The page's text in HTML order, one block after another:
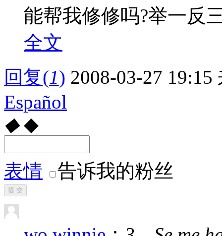
能帮我修修吗?举一反
全文
回复(1) 2008-03-27 19:15
Español
◆ ◆
表情 告诉我的粉丝
提 交